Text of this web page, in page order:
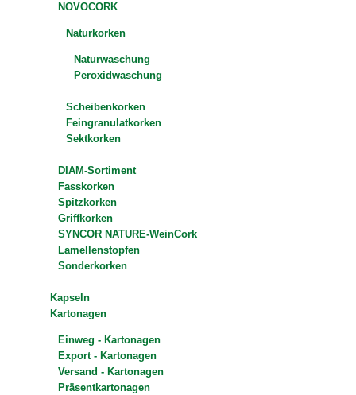
NOVOCORK
Naturkorken
Naturwaschung
Peroxidwaschung
Scheibenkorken
Feingranulatkorken
Sektkorken
DIAM-Sortiment
Fasskorken
Spitzkorken
Griffkorken
SYNCOR NATURE-WeinCork
Lamellenstopfen
Sonderkorken
Kapseln
Kartonagen
Einweg - Kartonagen
Export - Kartonagen
Versand - Kartonagen
Präsentkartonagen